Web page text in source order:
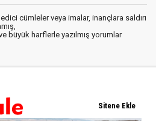
cümleler veya imalar, inançlara saldırı
büyük harflerle yazılmış yorumlar